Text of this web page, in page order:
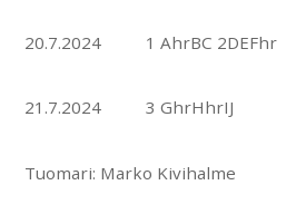
20.7.2024 1 AhrBC 2DEFhr
21.7.2024 3 GhrHhrIJ
Tuomari: Marko Kivihalme